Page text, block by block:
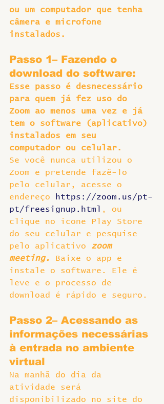
ou um computador que tenha
câmera e microfone
instalados.
Passo 1– Fazendo o
download do software:
Esse passo é desnecessário
para quem já fez uso do
Zoom ao menos uma vez e já
tem o software (aplicativo)
instalados em seu
computador ou celular.
Se você nunca utilizou o
Zoom e pretende fazê-lo
pelo celular, acesse o
endereço
https://zoom.us/pt-
pt/freesignup.html
, ou
clique no ícone Play Store
do seu celular e pesquise
pelo aplicativo zoom
meeting.
Baixe o app e
instale o software. Ele é
leve e o processo de
download é rápido e seguro.
Passo 2– Acessando as
informações necessárias
à entrada no ambiente
virtual
Na manhã do dia da
atividade será
disponibilizado no site do